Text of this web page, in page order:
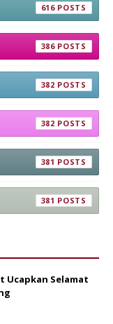
616
386
382
382
381
381
Ucapkan Selamat